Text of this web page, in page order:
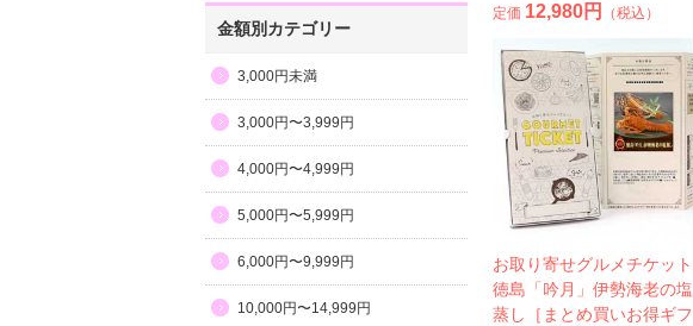
金額別カテゴリー
3,000円未満
3,000円〜3,999円
4,000円〜4,999円
5,000円〜5,999円
6,000円〜9,999円
10,000円〜14,999円
定価 12,980円 （税込）
お取り寄せグルメチケット
徳島「吟月」伊勢海老の塩
蒸し［まとめ買いお得ギフ